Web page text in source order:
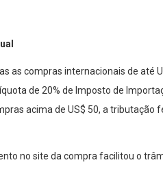
as compras internacionais de até
de 20% de Imposto de
acima de US$ 50, a tributação
no site da compra facilitou o